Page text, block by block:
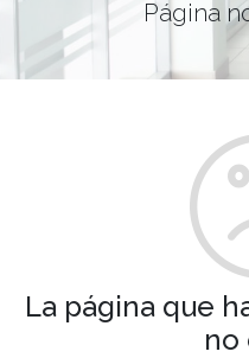
Página
La página que
no